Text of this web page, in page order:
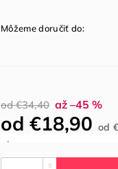
od €34,40 až –45 %
od €18,90 od
Môžeme doručiť do: